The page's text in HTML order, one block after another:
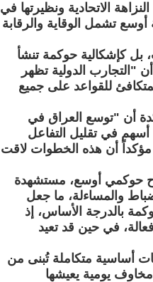
الاتحادية ونظيرتها في
أوسع تشمل الوقاية والرقابة
بل كإشكالية حوكمة تنشأ
"التجارب الدولية تظهر
للقواعد على جميع
أن "توسع العراق في
أسهم في تقليل التفاعل
مؤكداً أن هذه الخطوات لاقت
حوكمي أوسع، مستشهدة
والمساءلة، ما جعل
بالدرجة الأساس، إذ
في حين قد تعيد
أساسية متكاملة تُبنى من
يومية يعيشها